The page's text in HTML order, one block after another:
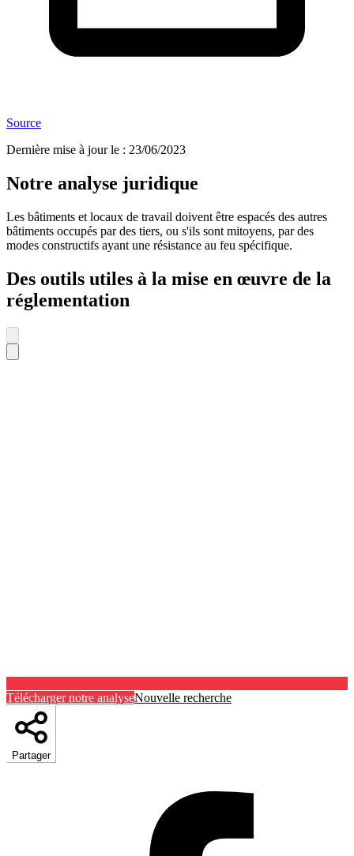
Source
Dernière mise à jour le : 23/06/2023
Notre analyse juridique
Les bâtiments et locaux de travail doivent être espacés des autres
bâtiments occupés par des tiers, ou s'ils sont mitoyens, par des
modes constructifs ayant une résistance au feu spécifique.
Des outils utiles à la mise en œuvre de la
réglementation
Télécharger notre analyseNouvelle recherche
Partager